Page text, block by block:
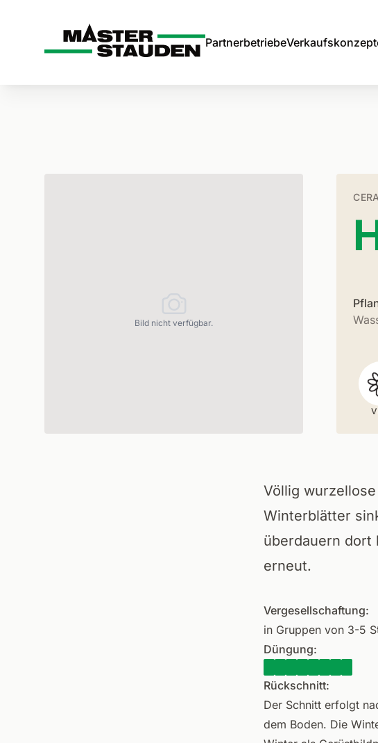
Master-Stauden
Partnerbetriebe
Bild nicht verfügbar.
Völlig
Winterblätter
überdauern dort
erneut.
Vergesellschaftung:
in Gruppen von 3-5
Düngung:
Rückschnitt:
Der Schnitt erfolgt
dem Boden. Die